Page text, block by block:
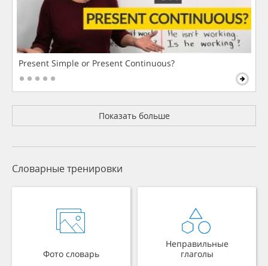
Present Simple or Present Continuous?
Показать больше
Словарные тренировки
Фото словарь
Неправильные
глаголы